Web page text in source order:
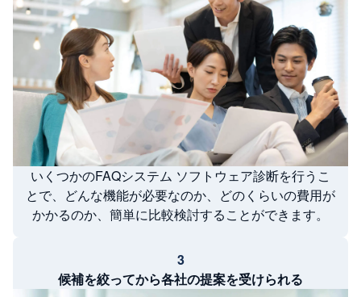
いくつかのFAQシステム ソフトウェア診断を行うこ
とで、どんな機能が必要なのか、どのくらいの費用が
かかるのか、簡単に比較検討することができます。
3
候補を絞ってから各社の提案を受けられる